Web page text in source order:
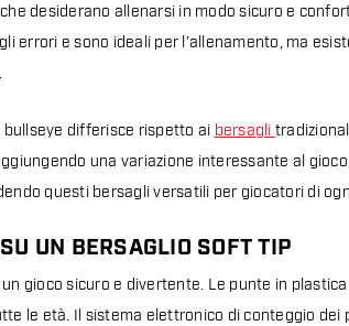
desiderano allenarsi in modo sicuro e
errori e sono ideali per l’allenamento, ma
differisce rispetto ai bersagli
una variazione interessante al
questi bersagli versatili per giocatori di
UN BERSAGLIO SOFT TIP
gioco sicuro e divertente. Le punte in
le età. Il sistema elettronico di conteggio dei